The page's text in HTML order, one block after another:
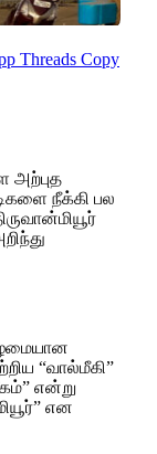
Threads Copy
அற்புத
நீக்கி பல
“வால்மீகி”
என்று
என